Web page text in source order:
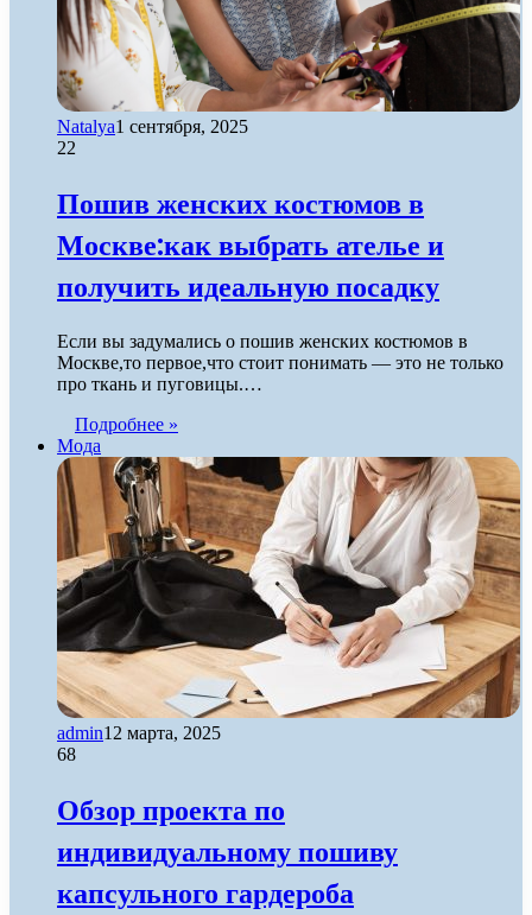
Natalya1 сентября, 2025
22
Пошив женских костюмов в
Москве:как выбрать ателье и
получить идеальную посадку
Если вы задумались о пошив женских костюмов в
Москве,то первое,что стоит понимать — это не только
про ткань и пуговицы.…
Подробнее »
Мода
admin12 марта, 2025
68
Обзор проекта по
индивидуальному пошиву
капсульного гардероба